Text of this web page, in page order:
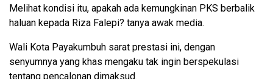
Melihat kondisi itu, apakah ada kemungkinan PKS berbalik
haluan kepada Riza Falepi? tanya awak media.
Wali Kota Payakumbuh sarat prestasi ini, dengan
senyumnya yang khas mengaku tak ingin berspekulasi
tentang pencalonan dimaksud.